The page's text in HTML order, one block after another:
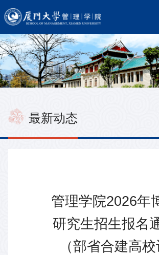
最新动态
管理学院2026年
研究生招生报名
（部省合建高